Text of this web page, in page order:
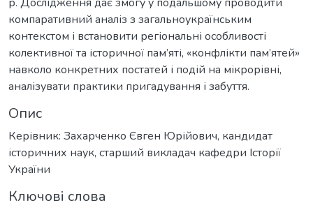
компаративний аналіз з загальноукраїнським
контекстом і встановити регіональні особливості
колективної та історичної пам’яті, «конфлікти пам’ятей»
навколо конкретних постатей і подій на мікрорівні,
аналізувати практики пригадування і забуття.
Опис
Керівник: Захарченко Євген Юрійович, кандидат
історичних наук, старший викладач кафедри Історії
України
Ключові слова